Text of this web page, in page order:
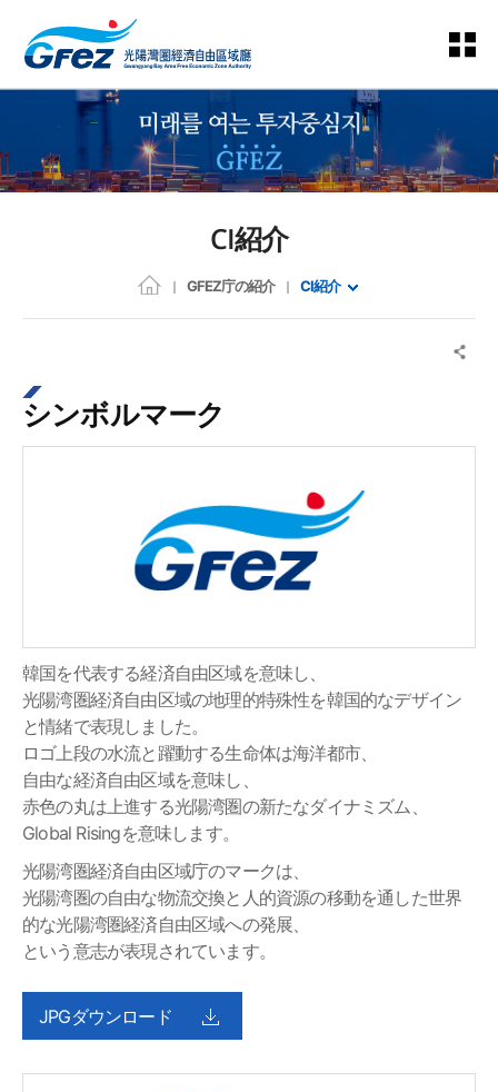
CI紹介
GFEZ庁の紹介 CI紹介
シンボルマーク
韓国を代表する経済自由区域を意味し、
光陽湾圏経済自由区域の地理的特殊性を韓国的なデザイン
と情緒で表現しました。
ロゴ上段の水流と躍動する生命体は海洋都市、
自由な経済自由区域を意味し、
赤色の丸は上進する光陽湾圏の新たなダイナミズム、
Global Risingを意味します。
光陽湾圏経済自由区域庁のマークは、
光陽湾圏の自由な物流交換と人的資源の移動を通した世界
的な光陽湾圏経済自由区域への発展、
という意志が表現されています。
JPGダウンロード